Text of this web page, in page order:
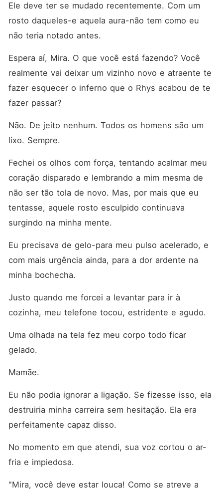
Ele deve ter se mudado recentemente. Com um
rosto daqueles-e aquela aura-não tem como eu
não teria notado antes.
Espera aí, Mira. O que você está fazendo? Você
realmente vai deixar um vizinho novo e atraente te
fazer esquecer o inferno que o Rhys acabou de te
fazer passar?
Não. De jeito nenhum. Todos os homens são um
lixo. Sempre.
Fechei os olhos com força, tentando acalmar meu
coração disparado e lembrando a mim mesma de
não ser tão tola de novo. Mas, por mais que eu
tentasse, aquele rosto esculpido continuava
surgindo na minha mente.
Eu precisava de gelo-para meu pulso acelerado, e
com mais urgência ainda, para a dor ardente na
minha bochecha.
Justo quando me forcei a levantar para ir à
cozinha, meu telefone tocou, estridente e agudo.
Uma olhada na tela fez meu corpo todo ficar
gelado.
Mamãe.
Eu não podia ignorar a ligação. Se fizesse isso, ela
destruiria minha carreira sem hesitação. Ela era
perfeitamente capaz disso.
No momento em que atendi, sua voz cortou o ar-
fria e impiedosa.
"Mira, você deve estar louca! Como se atreve a